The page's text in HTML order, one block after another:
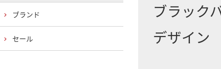
ブラック
デザイン
ブランド
セール